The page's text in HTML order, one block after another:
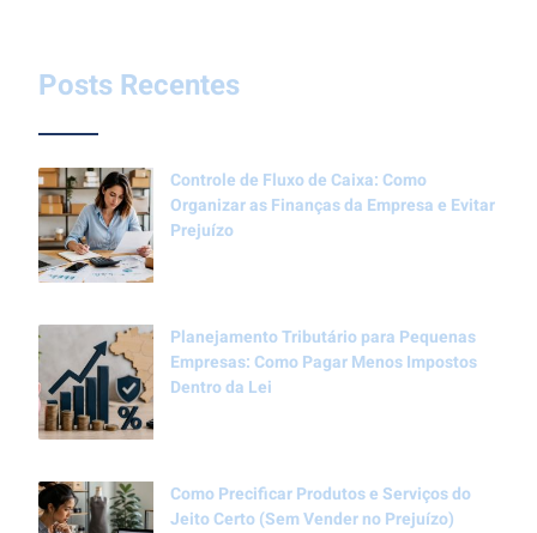
Posts Recentes
Controle de Fluxo de Caixa: Como
Organizar as Finanças da Empresa e Evitar
Prejuízo
Planejamento Tributário para Pequenas
Empresas: Como Pagar Menos Impostos
Dentro da Lei
Como Precificar Produtos e Serviços do
Jeito Certo (Sem Vender no Prejuízo)